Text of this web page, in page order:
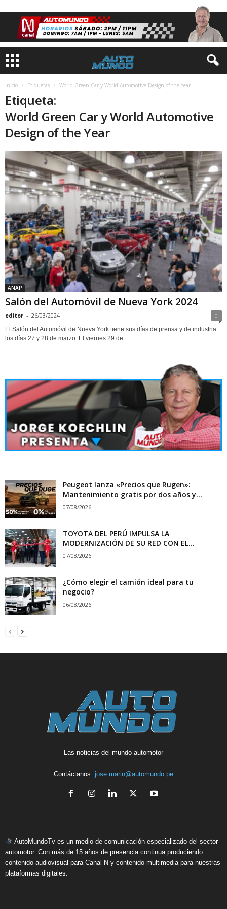
Inicio Etiquetas World Green Car y World Automotive Design of the Year
Etiqueta:
World Green Car y World Automotive
Design of the Year
ANAP
Salón del Automóvil de Nueva York 2024
editor - 26/03/2024 0
El Salón del Automóvil de Nueva York tiene sus días de prensa y de industria
los días 27 y 28 de marzo. El viernes 29 de...
Peugeot lanza «Precios que Rugen»:
Mantenimiento gratis por dos años y...
07/08/2026
TOYOTA DEL PERÚ IMPULSA LA
MODERNIZACIÓN DE SU RED CON EL...
07/08/2026
¿Cómo elegir el camión ideal para tu
negocio?
06/08/2026
Las noticias del mundo automotor
Contáctanos: jose.marin@automundo.pe
AutoMundoTv es un medio de comunicación especializado del sector
automotor. Con más de 15 años de presencia continua produciendo
contenido audiovisual para Canal N y contenido multimedia para nuestras
plataformas digitales.